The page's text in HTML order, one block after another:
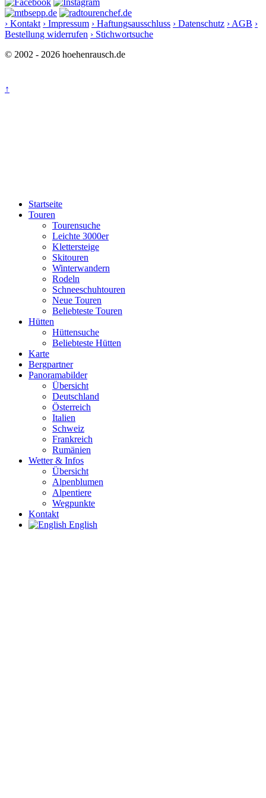
› Kontakt › Impressum › Haftungsausschluss › Datenschutz › AGB ›
Bestellung widerrufen › Stichwortsuche
© 2002 - 2026 hoehenrausch.de
↑
Startseite
Touren
Tourensuche
Leichte 3000er
Klettersteige
Skitouren
Winterwandern
Rodeln
Schneeschuhtouren
Neue Touren
Beliebteste Touren
Hütten
Hüttensuche
Beliebteste Hütten
Karte
Bergpartner
Panoramabilder
Übersicht
Deutschland
Österreich
Italien
Schweiz
Frankreich
Rumänien
Wetter & Infos
Übersicht
Alpenblumen
Alpentiere
Wegpunkte
Kontakt
English